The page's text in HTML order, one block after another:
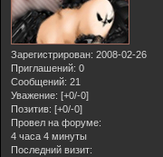
Зарегистрирован: 2008-02-26
Приглашений: 0
Сообщений: 21
Уважение: [+0/-0]
Позитив: [+0/-0]
Провел на форуме:
4 часа 4 минуты
Последний визит: